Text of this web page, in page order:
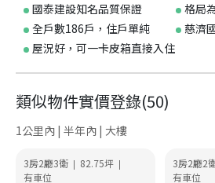
國泰建設知名品質保證
格局
全戶數186戶，住戶單純
慈濟
屋況好，可一卡皮箱直接入住
類似物件實價登錄(50)
1公里內 | 半年內 | 大樓
3房2廳3衛 | 82.75坪 |
有車位
3房2廳2
有車位